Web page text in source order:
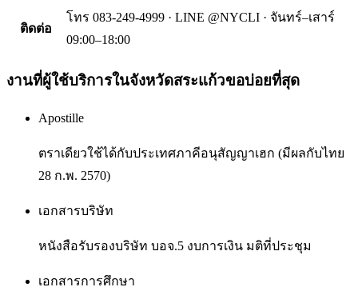
ติดต่อ
โทร 083-249-4999 · LINE @NYCLI · จันทร์–เสาร์
09:00–18:00
งานที่ผู้ใช้บริการในจังหวัดสระแก้วขอบ่อยที่สุด
Apostille
ตราเดียวใช้ได้กับประเทศภาคีอนุสัญญาเฮก (มีผลกับไทย
28 ก.พ. 2570)
เอกสารบริษัท
หนังสือรับรองบริษัท บอจ.5 งบการเงิน มติที่ประชุม
เอกสารการศึกษา